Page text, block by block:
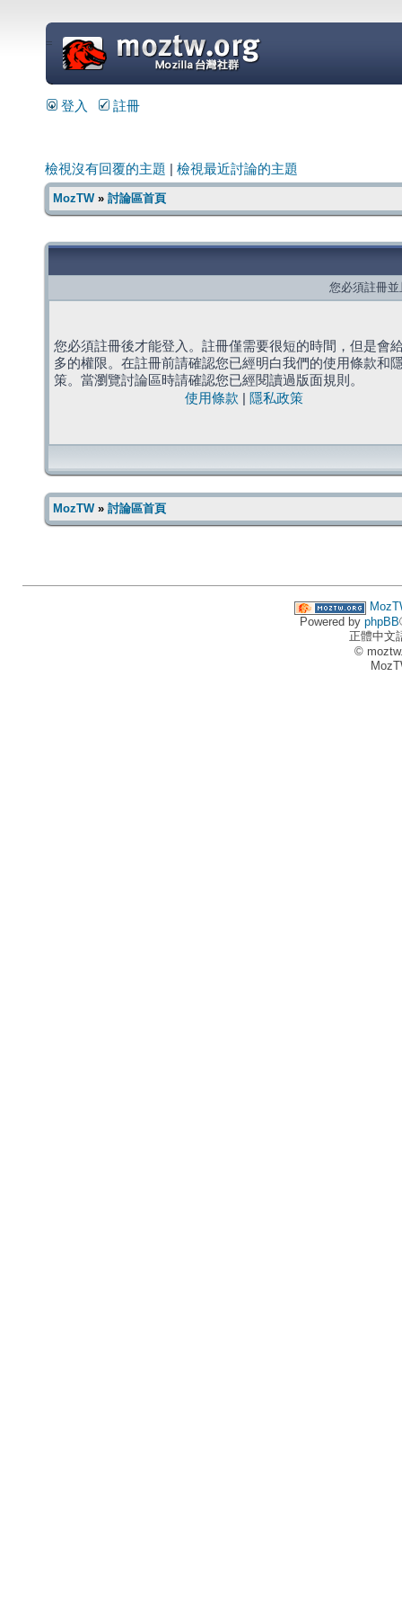
=
登入 註冊
檢視沒有回覆的主題 檢視最近討論的主題
MozTW» 討論區首頁
您必須註冊
您必須註冊後才能登入。註冊僅需要很短的時間，但是會
多的權限。在註冊前請確認您已經明白我們的使用條款和
策。當瀏覽討論區時請確認您已經閱讀過版面規則。
使用條款
隱私政策
MozTW» 討論區首頁
Powered by phpBB
正體中文
©